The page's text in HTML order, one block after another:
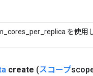
を使用
create (スコープ